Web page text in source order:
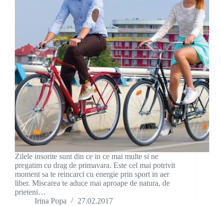
Zilele insorite sunt din ce in ce mai multe si ne
pregatim cu drag de primavara. Este cel mai potrivit
moment sa te reincarci cu energie prin sport in aer
liber. Miscarea te aduce mai aproape de natura, de
prieteni…
Irina Popa
27.02.2017